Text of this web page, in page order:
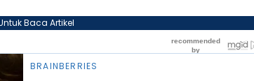
Baca Artikel